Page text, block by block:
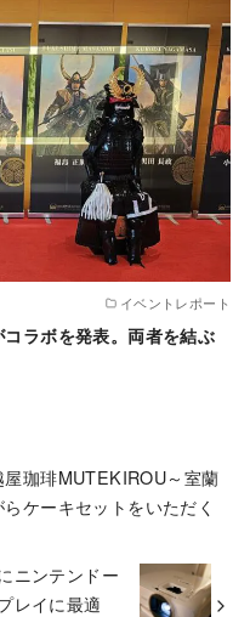
イベントレポート
ラボを発表。両者を結ぶ
屋珈琲MUTEKIROU～室蘭
ケーキセットをいただく
ニンテンドー
レイに最適